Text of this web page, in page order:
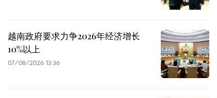
越南政府要求力争2026年经济增长
10%以上
07/08/2026 13:36